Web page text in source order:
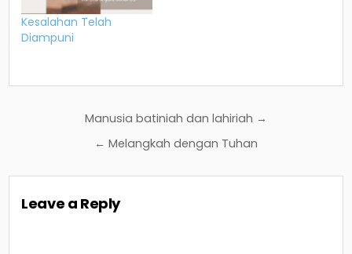
Kesalahan Telah
Diampuni
navigation
Manusia batiniah dan lahiriah →
← Melangkah dengan Tuhan
Leave a Reply